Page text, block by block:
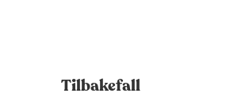
Tilbakefall